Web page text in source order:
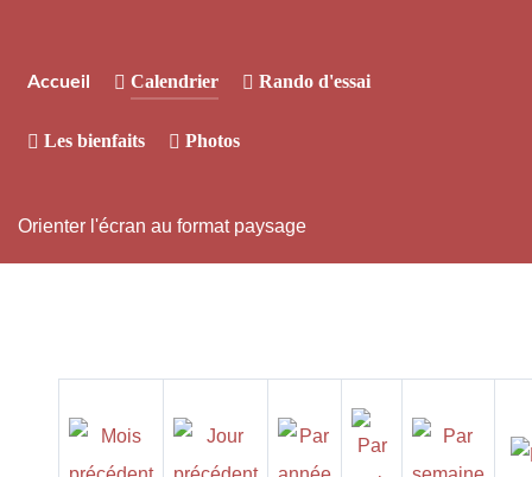
Accueil Calendrier Rando d'essai
Les bienfaits Photos
Orienter l'écran au format paysage